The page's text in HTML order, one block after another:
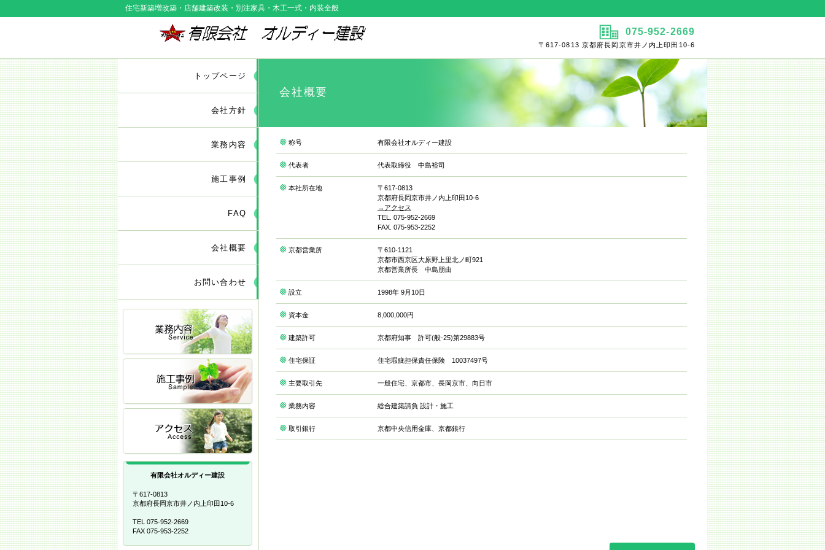
住宅新築増改築・店舗建築改装・別注家具・木工一式・内装全般
075-952-2669
〒617-0813 京都府長岡京市井ノ内上印田10-6
会社概要
称号 有限会社オルディー建設
代表者 代表取締役 中島裕司
本社所在地
〒617-0813
京都府長岡京市井ノ内上印田10-6
→アクセス
TEL. 075-952-2669
FAX. 075-953-2252
京都営業所
〒610-1121
京都市西京区大原野上里北ノ町921
京都営業所長 中島朋由
設立 1998年 9月10日
資本金 8,000,000円
建築許可 京都府知事 許可(般-25)第29883号
住宅保証 住宅瑕疵担保責任保険 10037497号
主要取引先 一般住宅、京都市、長岡京市、向日市
業務内容 総合建築請負 設計・施工
取引銀行 京都中央信用金庫、京都銀行
トップページ
会社方針
業務内容
施工事例
FAQ
会社概要
お問い合わせ
有限会社オルディー建設
〒617-0813
京都府長岡京市井ノ内上印田10-6
TEL 075-952-2669
FAX 075-953-2252